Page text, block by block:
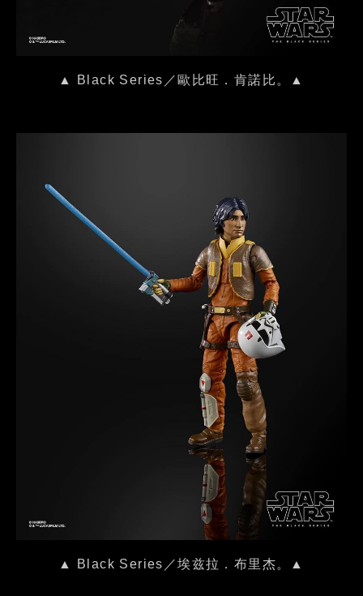
▲ Black Series／歐比旺．肯諾比。▲
▲ Black Series／埃兹拉．布里杰。▲